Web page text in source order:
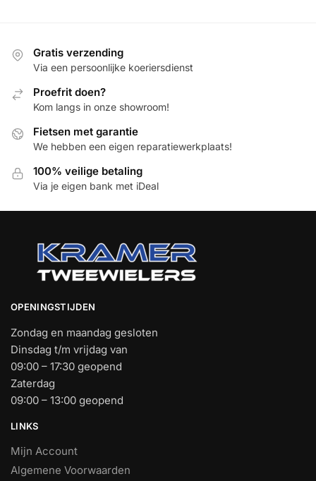
Gratis verzending
Via een persoonlijke koeriersdienst
Proefrit doen?
Kom langs in onze showroom!
Fietsen met garantie
We hebben een eigen reparatiewerkplaats!
100% veilige betaling
Via je eigen bank met iDeal
OPENINGSTIJDEN
Zondag en maandag gesloten
Dinsdag t/m vrijdag van
09:00 – 17:30 geopend
Zaterdag
09:00 – 13:00 geopend
LINKS
Mijn Account
Algemene Voorwaarden